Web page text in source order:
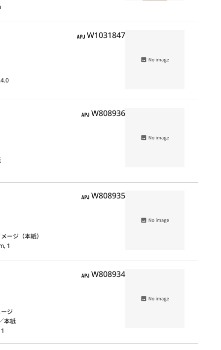
APJ
W1031847
APJ
W808936
APJ
W808935
ージ（本紙）
1
APJ
W808934
ジ
本紙